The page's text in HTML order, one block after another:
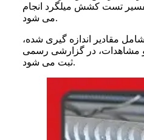
تست کشش میلگرد انجام
می شود.
مقادیر اندازه گیری شده،
مشاهدات، در گزارشی رسمی
ثبت میشود.